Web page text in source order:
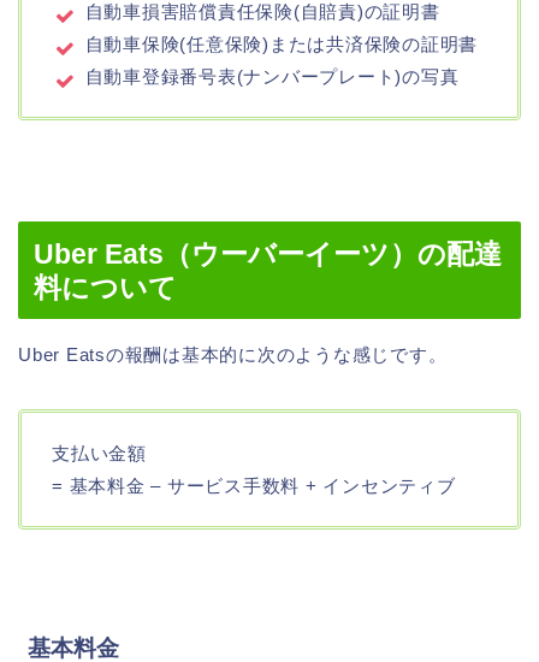
自動車損害賠償責任保険(自賠責)の証明書
自動車保険(任意保険)または共済保険の証明書
自動車登録番号表(ナンバープレート)の写真
Uber Eats（ウーバーイーツ）の配達
料について
Uber Eatsの報酬は基本的に次のような感じです。
支払い金額
= 基本料金 – サービス手数料 + インセンティブ
基本料金